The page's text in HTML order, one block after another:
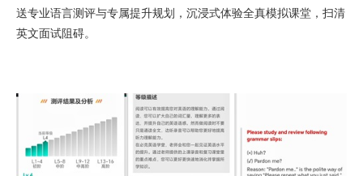
送专业语言测评与专属提升规划，沉浸式体验全真模拟课堂，扫清
英文面试阻碍。